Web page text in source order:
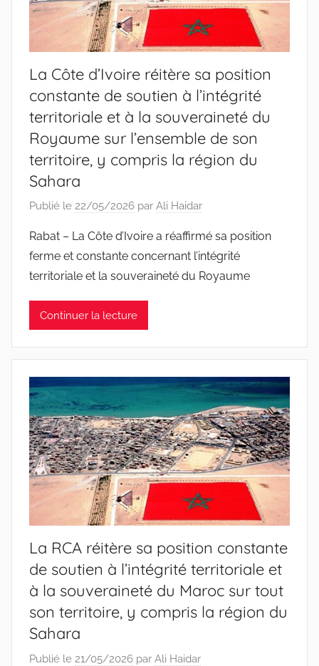
La Côte d’Ivoire réitère sa position
constante de soutien à l’intégrité
territoriale et à la souveraineté du
Royaume sur l’ensemble de son
territoire, y compris la région du
Sahara
Publié le 22/05/2026 par Ali Haidar
Rabat – La Côte d’Ivoire a réaffirmé sa position
ferme et constante concernant l’intégrité
territoriale et la souveraineté du Royaume
Continuer la lecture
La RCA réitère sa position constante
de soutien à l’intégrité territoriale et
à la souveraineté du Maroc sur tout
son territoire, y compris la région du
Sahara
Publié le 21/05/2026 par Ali Haidar